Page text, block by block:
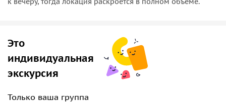
Ворота — символ былого величия, сохранивший дух
старого Китая.
Древние переулки и тайные уголки
Неторопливая прогулка по улицам с красными фонарями
Это
индивидуальная
экскурсия
Только ваша группа